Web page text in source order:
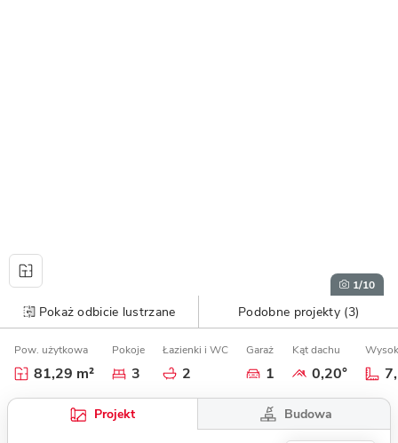
1/10
Pokaż odbicie lustrzane Podobne projekty (3)
Pow. użytkowa
81,29 m²
Pokoje
3
Łazienki i WC
2
Garaż
1
Kąt dachu
0,20°
Projekt Budowa